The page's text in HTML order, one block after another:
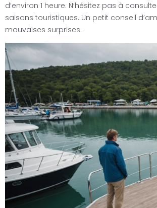
d’environ 1 heure. N’hésitez pas à
saisons touristiques. Un petit conseil
mauvaises surprises.